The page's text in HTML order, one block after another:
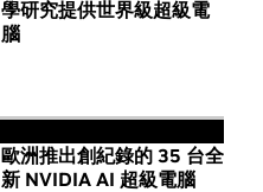
學研究提供世界級超級電
腦
歐洲推出創紀錄的 35 台全
新 NVIDIA AI 超級電腦